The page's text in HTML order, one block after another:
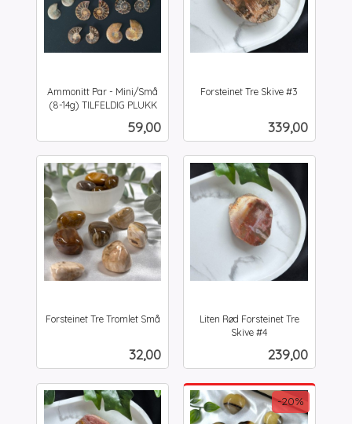
Ammonitt Par - Mini/Små
(8-14g) TILFELDIG PLUKK
Pris
59,00
Forsteinet Tre Skive #3
Pris
339,00
Forsteinet Tre Tromlet Små
Pris
32,00
Liten Rød Forsteinet Tre
Skive #4
Pris
239,00
-20%